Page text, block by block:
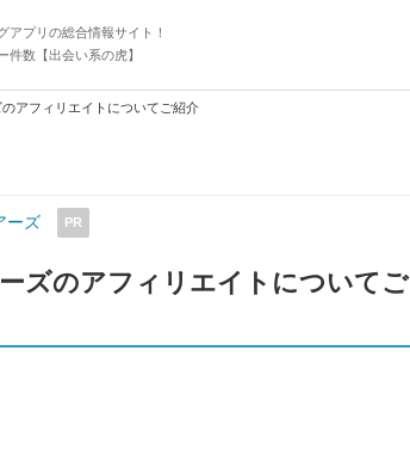
アプリの総合情報サイト！
件数【出会い系の虎】
アフィリエイトについてご紹介
ーズ PR
ズのアフィリエイトについてご